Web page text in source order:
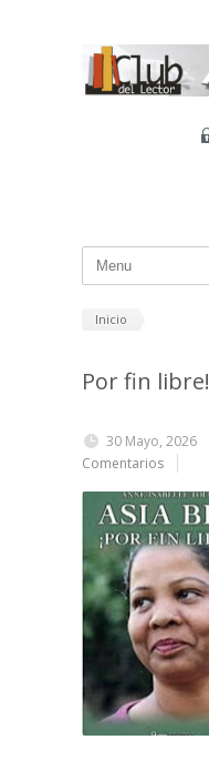
Inicio
Por fin libre!
30 Mayo, 2026
Comentarios